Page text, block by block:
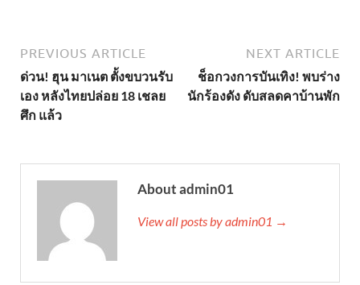
PREVIOUS ARTICLE
ด่วน! ฮุน มาเนต ตั้งขบวนรับ
เอง หลังไทยปล่อย 18 เชลย
ศึก แล้ว
NEXT ARTICLE
ช็อกวงการบันเทิง! พบร่าง
นักร้องดัง ดับสลดคาบ้านพัก
About admin01
View all posts by admin01 →